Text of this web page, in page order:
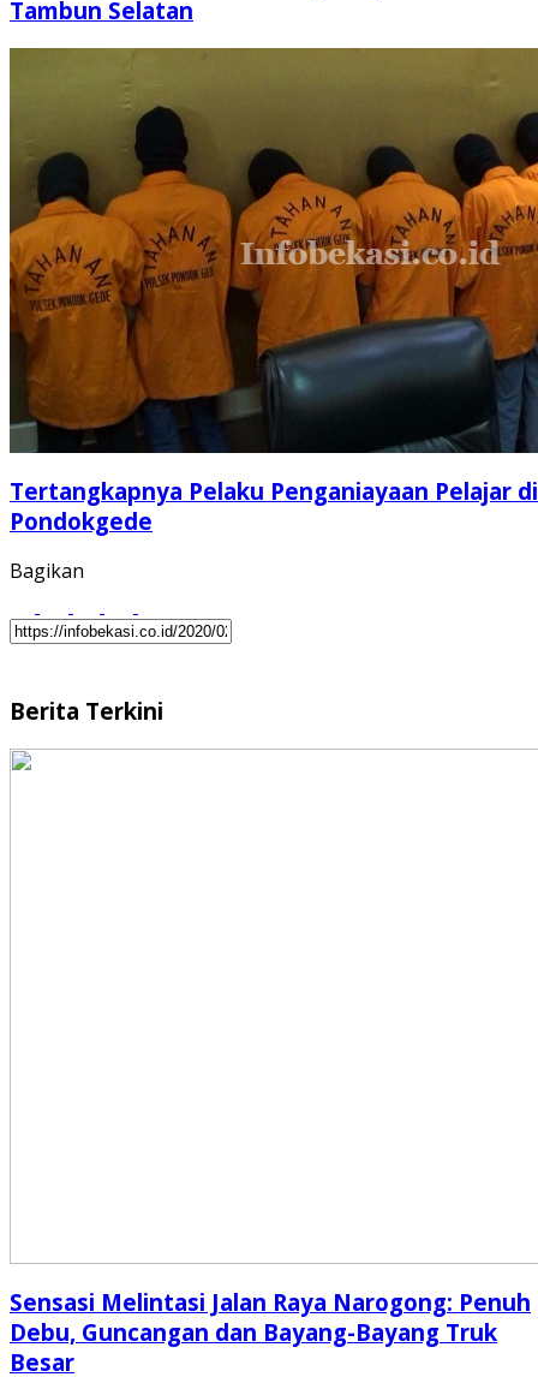
Tambun Selatan
Tertangkapnya Pelaku Penganiayaan Pelajar di
Pondokgede
Bagikan
Berita Terkini
Sensasi Melintasi Jalan Raya Narogong: Penuh
Debu, Guncangan dan Bayang-Bayang Truk
Besar